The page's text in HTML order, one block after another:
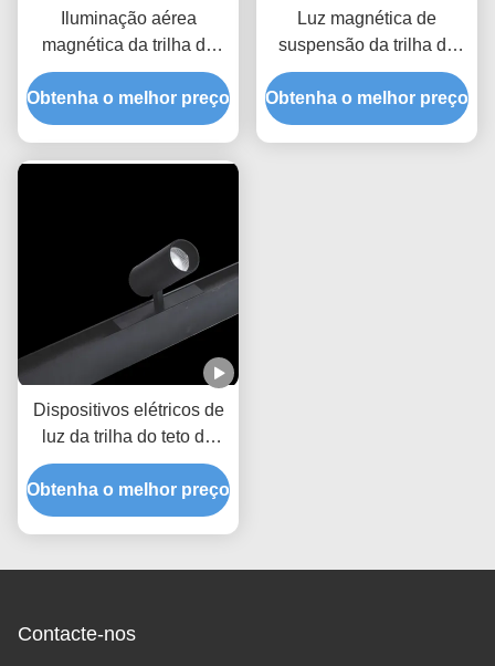
Iluminação aérea
magnética da trilha do
módulo 20W 5800K
Obtenha o melhor preço
Luz magnética de
suspensão da trilha do
diodo emissor de luz do
módulo 4200K
Obtenha o melhor preço
Dispositivos elétricos de
luz da trilha do teto de
140LM/W 15W para
arquitetónico
Obtenha o melhor preço
Contacte-nos